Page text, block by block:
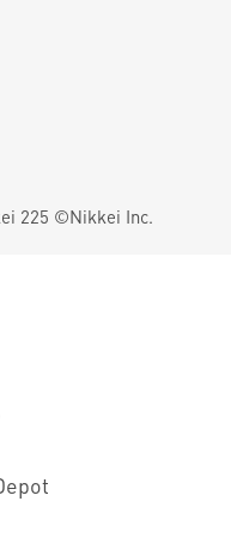
225 ©Nikkei Inc.